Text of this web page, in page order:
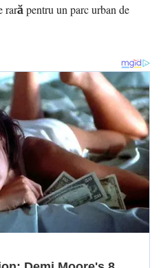
rară pentru un parc urban de